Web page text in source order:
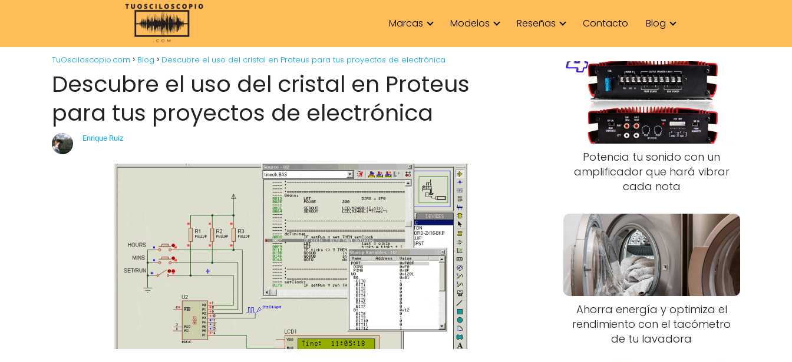
Marcas Modelos Reseñas Contacto Blog
TuOsciloscopio.com Blog Descubre el uso del cristal en Proteus para tus proyectos de electrónica
Descubre el uso del cristal en Proteus
para tus proyectos de electrónica
Enrique Ruiz
Potencia tu sonido con un
amplificador que hará vibrar
cada nota
Ahorra energía y optimiza el
rendimiento con el tacómetro
de tu lavadora